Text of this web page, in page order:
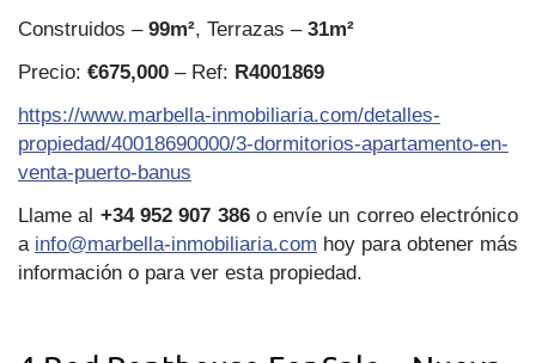
Construidos – 99m², Terrazas – 31m²
Precio: €675,000 – Ref: R4001869
https://www.marbella-inmobiliaria.com/detalles-
propiedad/40018690000/3-dormitorios-apartamento-en-
venta-puerto-banus
Llame al +34 952 907 386o envíe un correo electrónico
a info@marbella-inmobiliaria.com hoy para obtener más
información o para ver esta propiedad.